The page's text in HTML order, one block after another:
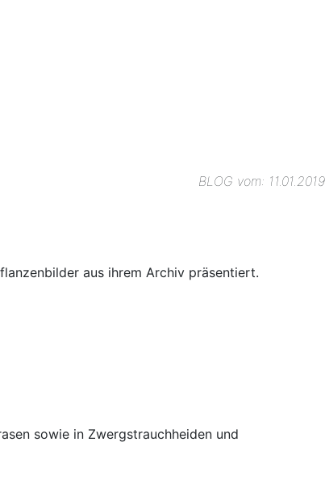
BLOG vom: 11.01.2019
aus ihrem Archiv präsentiert.
sowie in Zwergstrauchheiden und